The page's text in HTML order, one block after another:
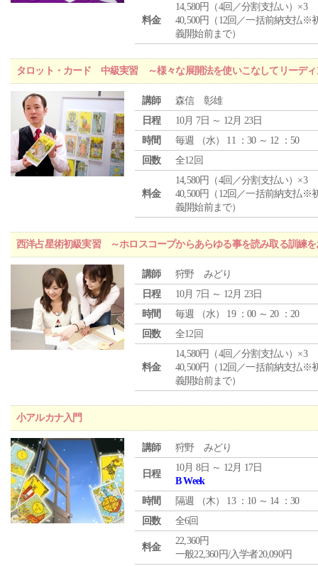
料金
14,580円（4回／分割支払い）×3
40,500円（12回／一括前納支払※
義開始前まで）
タロット・カード 中級実習 ～様々な展開法を使いこなしてリーディ
講師
森信 彰雄
日程
10月 7日 ～ 12月 23日
時間
毎週 （水） 11 ：30 ～ 12 ：50
回数
全12回
料金
14,580円（4回／分割支払い）×3
40,500円（12回／一括前納支払※
義開始前まで）
西洋占星術初級実習 ～ホロスコープからあらゆる事を読み取る訓練を
講師
狩野 みどり
日程
10月 7日 ～ 12月 23日
時間
毎週 （水） 19 ：00 ～ 20 ：20
回数
全12回
料金
14,580円（4回／分割支払い）×3
40,500円（12回／一括前納支払※
義開始前まで）
小アルカナ入門
講師 狩野 みどり
日程
10月 8日 ～ 12月 17日
B Week
時間
隔週 （木） 13 ：10 ～ 14 ：30
回数
全6回
料金
22,360円
一般22,360円/入学者20,090円